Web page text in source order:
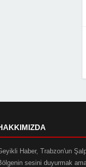
Haber, Trabzon'un
sesini duyurmak